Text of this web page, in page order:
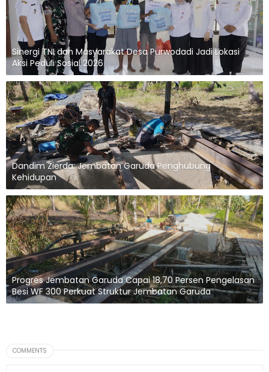
Sinergi TNI dan Masyarakat Desa Purwodadi Jadi Lokasi
Aksi Peduli Sosial 2026
Dandim Zierda: Jembatan Garuda Penghubung
Kehidupan
Progres Jembatan Garuda Capai 18,70 Persen Pengelasan
Besi WF 300 Perkuat Struktur Jembatan Garuda
COMMENTS